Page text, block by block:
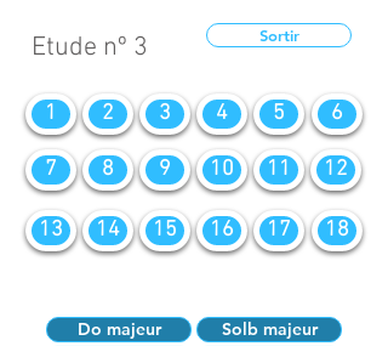
Etude nº 3 Sortir
1 2 3 4 5 6
7 8 9 10 11 12
13 14 15 16 17 18
Do majeur
Solb majeur